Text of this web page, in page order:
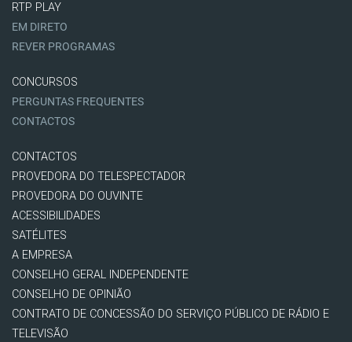
RTP PLAY
EM DIRETO
REVER PROGRAMAS
CONCURSOS
PERGUNTAS FREQUENTES
CONTACTOS
CONTACTOS
PROVEDORA DO TELESPECTADOR
PROVEDORA DO OUVINTE
ACESSIBILIDADES
SATÉLITES
A EMPRESA
CONSELHO GERAL INDEPENDENTE
CONSELHO DE OPINIÃO
CONTRATO DE CONCESSÃO DO SERVIÇO PÚBLICO DE RÁDIO E
TELEVISÃO